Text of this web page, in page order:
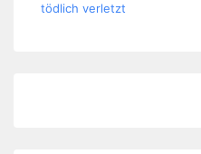
tödlich verletzt